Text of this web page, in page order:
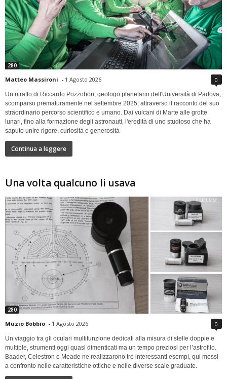
280
Matteo Massironi - 1 Agosto 2026 0
Un ritratto di Riccardo Pozzobon, geologo planetario dell'Università di Padova,
scomparso prematuramente nel settembre 2025, attraverso il racconto del suo
straordinario percorso scientifico e umano. Dai vulcani di Marte alle grotte
lunari, fino alla formazione degli astronauti, l'eredità di uno studioso che ha
saputo unire rigore, curiosità e generosità
Continua a leggere
Una volta qualcuno li usava
280
Muzio Bobbio - 1 Agosto 2026 0
Un viaggio tra gli oculari multifunzione dedicati alla misura di stelle doppie e
multiple, strumenti oggi quasi dimenticati ma un tempo preziosi per l’astrofilo.
Baader, Celestron e Meade ne realizzarono tre interessanti esempi, qui messi
a confronto nelle caratteristiche ottiche e nelle diverse scale graduate.